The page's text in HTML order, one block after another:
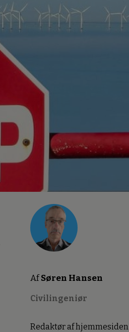
AfSøren Hansen
Civilingeniør
Redaktør af hjemmesiden